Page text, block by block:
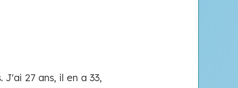
J'ai 27 ans, il en a 33,